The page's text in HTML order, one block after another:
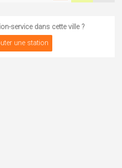
service dans cette ville ?
une station